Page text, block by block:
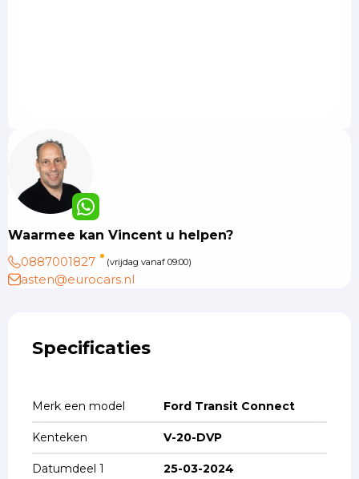
Waarmee kan Vincent u helpen?
0887001827
(vrijdag vanaf 09:00)
asten@eurocars.nl
Specificaties
Merk een model Ford Transit Connect
Kenteken V-20-DVP
Datumdeel 1 25-03-2024